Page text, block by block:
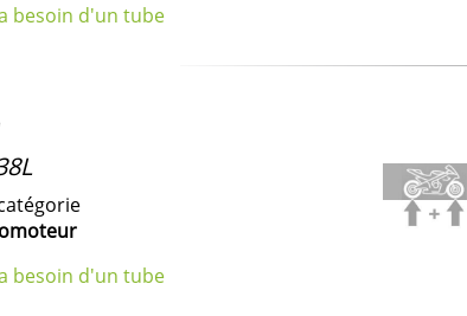
besoin d'un tube
besoin d'un tube